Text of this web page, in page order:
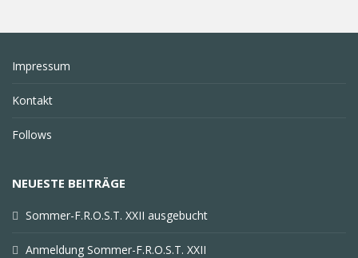
Impressum
Kontakt
Follows
NEUESTE BEITRÄGE
Sommer-F.R.O.S.T. XXII ausgebucht
Anmeldung Sommer-F.R.O.S.T. XXII